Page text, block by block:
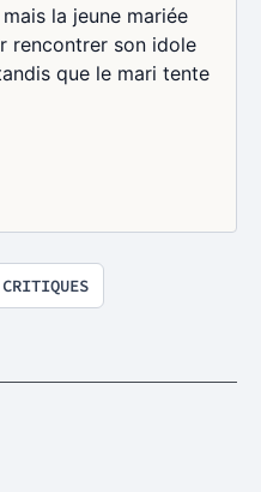
la jeune mariée
rencontrer son idole
que le mari tente